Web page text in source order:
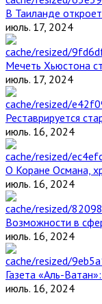
В Таиланде
июль. 17, 2024
Мечеть Хьюстона
июль. 17, 2024
Реставрируется
июль. 16, 2024
О Коране Османа,
июль. 16, 2024
Возможности в
июль. 16, 2024
Газета «Аль-
июль. 16, 2024